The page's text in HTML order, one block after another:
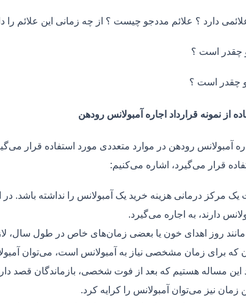
دارد ؟ علائم مددجو چیست ؟ از چه زمانی این علائم را
چقدر است ؟
چقدر است ؟
از نمونه قرارداد اجاره آمبولانس رودهن
آمبولانس رودهن در موارد متعددی مورد استفاده قرار
قرار می‌گیرد، اشاره می‌کنیم:
مرکز درمانی هزینه خرید یک آمبولانس را نداشته باشد. در
دارند، به اجاره می‌گیرد.
مانند روز اهدای خون یا بعضی زمان‌های خاص در طول سال،
که برای زمان مشخصی نیاز به آمبولانس است، می‌توان
این مساله هستیم که بعد از فوت شخصی، بازماندگان قصد
زمان نیز می‌توان آمبولانس را کرایه کرد.